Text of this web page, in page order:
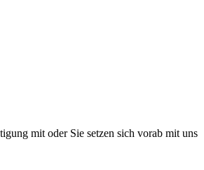
mit oder Sie setzen sich vorab mit uns